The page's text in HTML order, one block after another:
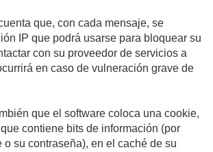
que, con cada mensaje, se
IP que podrá usarse para bloquear su
con su proveedor de servicios a
en caso de vulneración grave de
que el software coloca una cookie,
contiene bits de información (por
o su contraseña), en el caché de su